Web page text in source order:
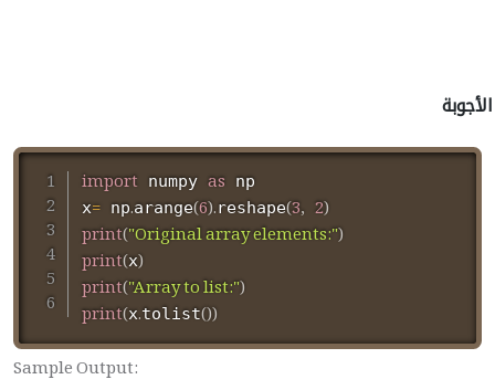
الأجوبة
import numpy as np
x= np.arange(6).reshape(3, 2)
print("Original array elements:")
print(x)
print("Array to list:")
print(x.tolist())
Sample Output: